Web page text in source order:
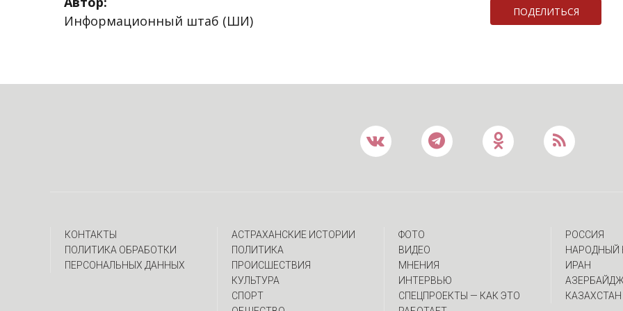
Информационный штаб (ШИ)
ПОДЕЛИТЬСЯ
КОНТАКТЫ
ПОЛИТИКА ОБРАБОТКИ
ПЕРСОНАЛЬНЫХ ДАННЫХ
АСТРАХАНСКИЕ ИСТОРИИ
ПОЛИТИКА
ПРОИСШЕСТВИЯ
КУЛЬТУРА
СПОРТ
ФОТО
ВИДЕО
МНЕНИЯ
ИНТЕРВЬЮ
CПЕЦПРОЕКТЫ — КАК ЭТО
РОССИЯ
НАРОДНЫЙ
ИРАН
КАЗАХСТАН